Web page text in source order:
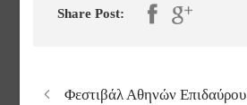
Share Post:
Φεστιβάλ Αθηνών Επιδαύρου